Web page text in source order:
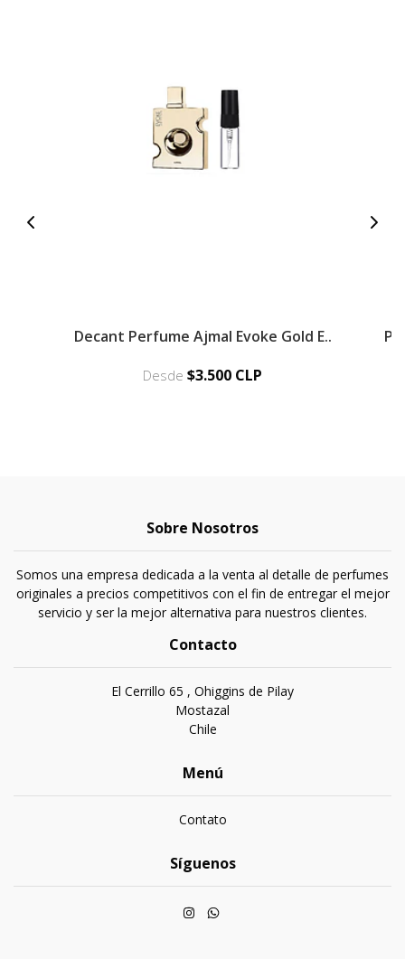
Decant Perfume Ajmal Evoke Gold E..
Desde $3.500 CLP
Sobre Nosotros
Somos una empresa dedicada a la venta al detalle de perfumes
originales a precios competitivos con el fin de entregar el mejor
servicio y ser la mejor alternativa para nuestros clientes.
Contacto
El Cerrillo 65 , Ohiggins de Pilay
Mostazal
Chile
Menú
Contato
Síguenos